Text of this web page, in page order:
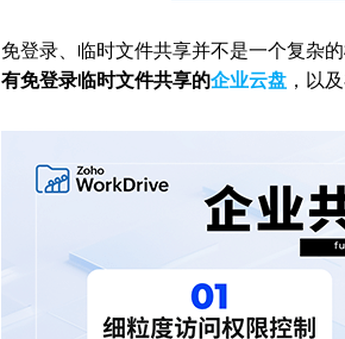
免登录、临时文件共享并不是一个复杂
有免登录临时文件共享的企业云盘 ，以